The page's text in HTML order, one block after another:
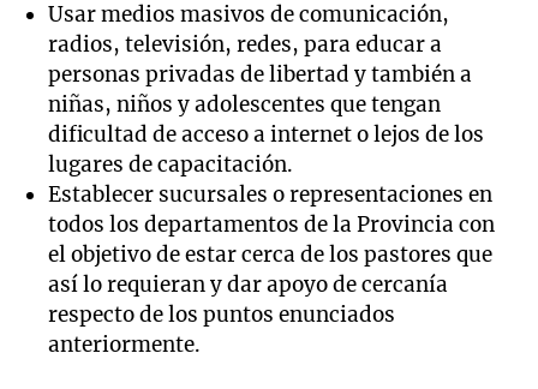
Usar medios masivos de comunicación,
radios, televisión, redes, para educar a
personas privadas de libertad y también a
niñas, niños y adolescentes que tengan
dificultad de acceso a internet o lejos de los
lugares de capacitación.
Establecer sucursales o representaciones en
todos los departamentos de la Provincia con
el objetivo de estar cerca de los pastores que
así lo requieran y dar apoyo de cercanía
respecto de los puntos enunciados
anteriormente.